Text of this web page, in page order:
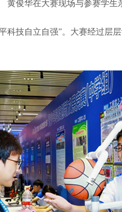
黄俊华在大赛现场与参赛学生
自立自强”。大赛经过层层